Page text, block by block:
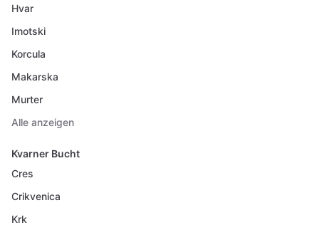
Hvar
Imotski
Korcula
Makarska
Murter
Alle anzeigen
Kvarner Bucht
Cres
Crikvenica
Krk